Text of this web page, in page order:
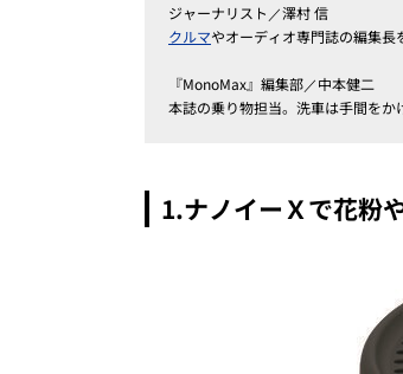
ジャーナリスト／澤村 信
クルマやオーディオ専門誌の編集長
『MonoMax』編集部／中本健二
本誌の乗り物担当。洗車は手間をか
1.ナノイーＸで花粉